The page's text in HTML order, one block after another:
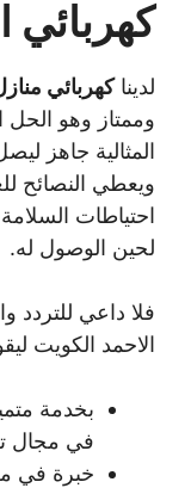
كهربائي
لديناكهربائي
وممتاز وهو
المثالية جاهز
ويعطي النصائح
احتياطات
لحين الوصول له.
فلا داعي للتردد
الاحمد الكويت
بخدمة
في مجال
خبرة في